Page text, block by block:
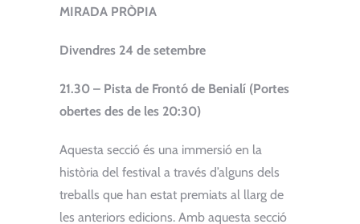
MIRADA PRÒPIA
Divendres 24 de setembre
21.30 – Pista de Frontó de Benialí (Portes
obertes des de les 20:30)
Aquesta secció és una immersió en la
història del festival a través d’alguns dels
treballs que han estat premiats al llarg de
les anteriors edicions. Amb aquesta secció